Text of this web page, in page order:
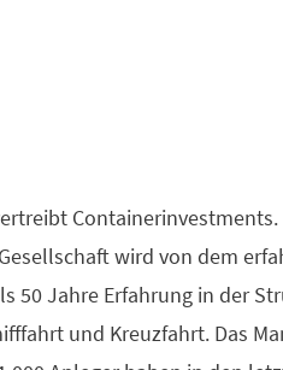
wird von dem
50 Jahre Erfahrung in der
und Kreuzfahrt. Das